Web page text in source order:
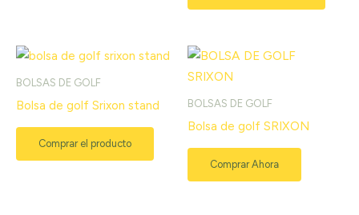
BOLSAS DE GOLF
Bolsa de golf Srixon stand
Comprar el producto
BOLSAS DE GOLF
Bolsa de golf SRIXON
Comprar Ahora